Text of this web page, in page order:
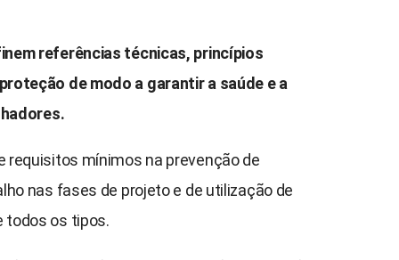
referências técnicas, princípios
de modo a garantir a saúde e a
mínimos na prevenção de
nas fases de projeto e de utilização de
todos os tipos.